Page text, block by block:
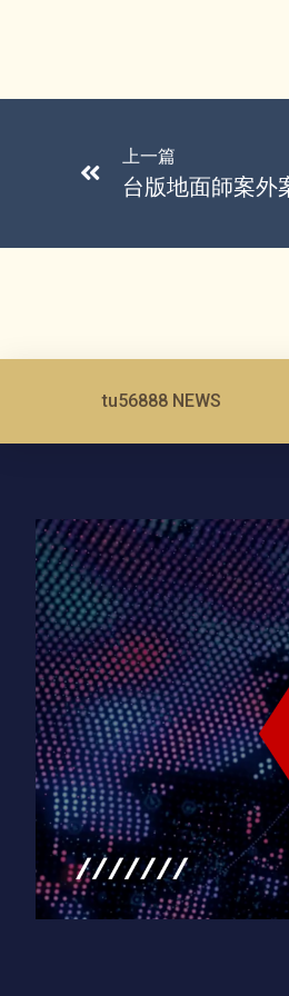
上一篇
台版地面師案外
tu56888 NEWS